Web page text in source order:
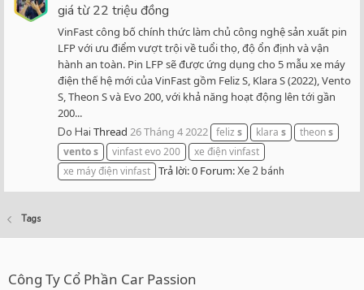
giá từ 22 triệu đồng
VinFast công bố chính thức làm chủ công nghệ sản xuất pin
LFP với ưu điểm vượt trội về tuổi thọ, độ ổn định và vận
hành an toàn. Pin LFP sẽ được ứng dụng cho 5 mẫu xe máy
điện thế hệ mới của VinFast gồm Feliz S, Klara S (2022), Vento
S, Theon S và Evo 200, với khả năng hoạt động lên tới gần
200...
Do Hai Thread 26 Tháng 4 2022 feliz s klara s theons
ventos vinfast evo 200
xe điện vinfast
xe máy điện vinfast Trả lời: 0 Forum:Xe 2 bánh
Tags
Công Ty Cổ Phần Car Passion